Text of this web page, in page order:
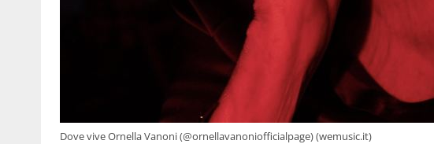
Dove vive Ornella Vanoni (@ornellavanoniofficialpage) (wemusic.it)